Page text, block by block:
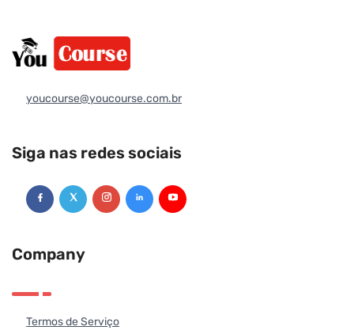
youcourse@youcourse.com.br
Siga nas redes sociais
Company
Termos de Serviço